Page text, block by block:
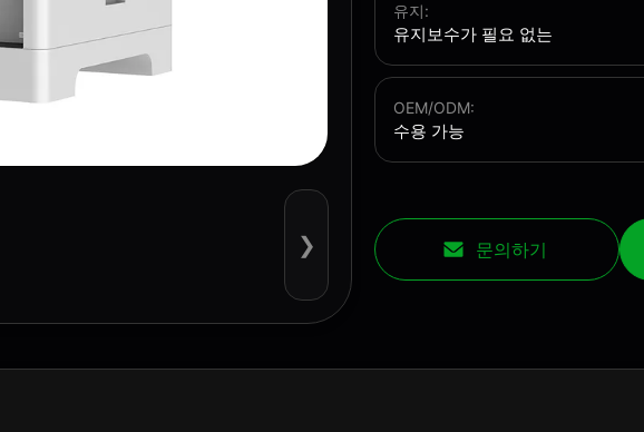
❯
유지:
유지보수가 필요 없는
OEM/ODM:
수용 가능
문의하기